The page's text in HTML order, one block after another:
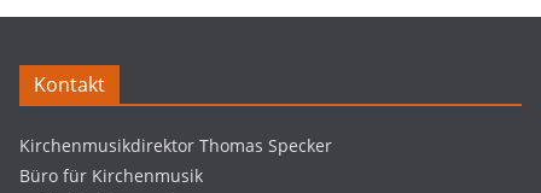
Kontakt
Kirchenmusikdirektor Thomas Specker
Büro für Kirchenmusik